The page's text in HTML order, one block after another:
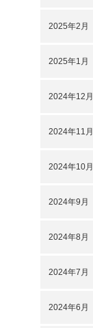
2025年2月
2025年1月
2024年12月
2024年11月
2024年10月
2024年9月
2024年8月
2024年7月
2024年6月